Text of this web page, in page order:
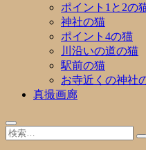
ポイント1と2の
神社の猫
ポイント4の猫
川沿いの道の猫
駅前の猫
お寺近くの神社
真撮画廊